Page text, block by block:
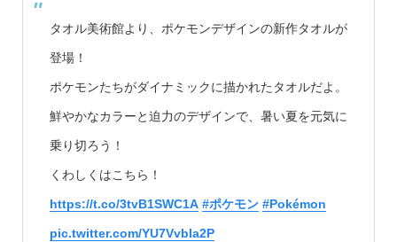
タオル美術館より、ポケモンデザインの新作タオルが
登場！
ポケモンたちがダイナミックに描かれたタオルだよ。
鮮やかなカラーと迫力のデザインで、暑い夏を元気に
乗り切ろう！
くわしくはこちら！
https://t.co/3tvB1SWC1A #ポケモン #Pokémon
pic.twitter.com/YU7VvbIa2P